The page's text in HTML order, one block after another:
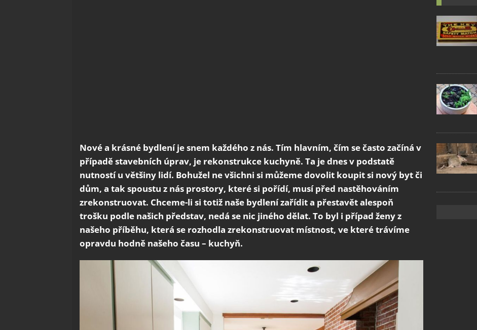
Nové a krásné bydlení je snem každého z nás. Tím hlavním, čím se často začíná v
případě stavebních úprav, je rekonstrukce kuchyně. Ta je dnes v podstatě
nutností u většiny lidí. Bohužel ne všichni si můžeme dovolit koupit si nový byt či
dům, a tak spoustu z nás prostory, které si pořídí, musí před nastěhováním
zrekonstruovat. Chceme-li si totiž naše bydlení zařídit a přestavět alespoň
trošku podle našich představ, nedá se nic jiného dělat. To byl i případ ženy z
našeho příběhu, která se rozhodla zrekonstruovat místnost, ve které trávíme
opravdu hodně našeho času – kuchyň.